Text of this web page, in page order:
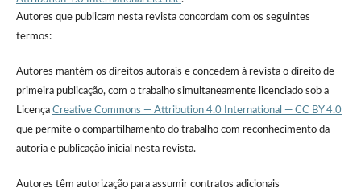
Autores que publicam nesta revista concordam com os seguintes
termos:
Autores mantém os direitos autorais e concedem à revista o direito de
primeira publicação, com o trabalho simultaneamente licenciado sob a
Licença Creative Commons — Attribution 4.0 International — CC BY 4.0
que permite o compartilhamento do trabalho com reconhecimento da
autoria e publicação inicial nesta revista.
Autores têm autorização para assumir contratos adicionais